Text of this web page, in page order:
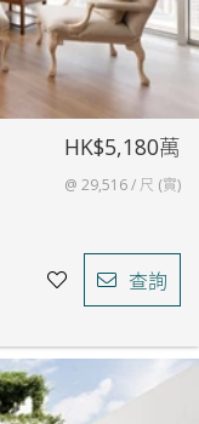
HK$5,180萬
@ 29,516 / 尺 (實)
查詢